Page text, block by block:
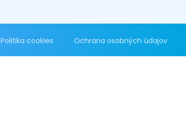
Ochrana osobných údajov
Politika cookies